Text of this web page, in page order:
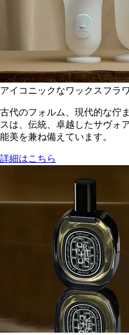
アイコニックなワックスフラ
古代のフォルム、現代的な佇
スは、伝統、卓越したサヴォ
能美を兼ね備えています。
詳細はこちら